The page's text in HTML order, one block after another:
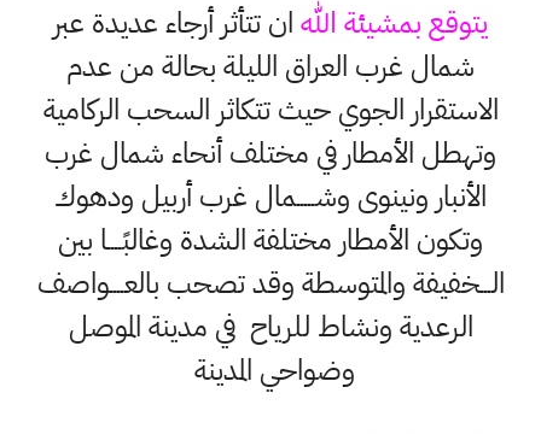
يتوقع بمشيئة اللهان تتأثر أرجاء عديدة عبر
شمال غرب العراق الليلة بحالة من عدم
الاستقرار الجوي حيث تتكاثر السحب الركامية
وتهطل الأمطار في مختلف أنحاء شمال غرب
الأنبار ونينوى وشـــــمال غرب أربيل ودهوك
وتكون الأمطار مختلفة الشدة وغالبًــــا بين
الـــخفيفة والمتوسطة وقد تصحب بالعــــواصف
الرعدية ونشاط للرياح في مدينة الموصل
وضواحي المدينة